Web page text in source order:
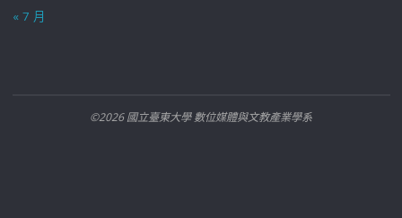
« 7 月
©2026 國立臺東大學 數位媒體與文教產業學系